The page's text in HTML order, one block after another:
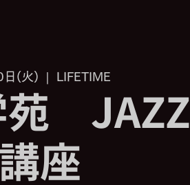
日(火)
  |
LIFETIME
苑 JAZZ
座